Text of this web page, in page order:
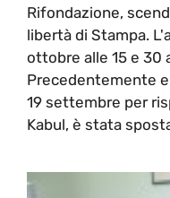
Rifondazione,
libertà di Stampa.
ottobre alle 15 e 30
Precedentemente
19 settembre per
Kabul, è stata